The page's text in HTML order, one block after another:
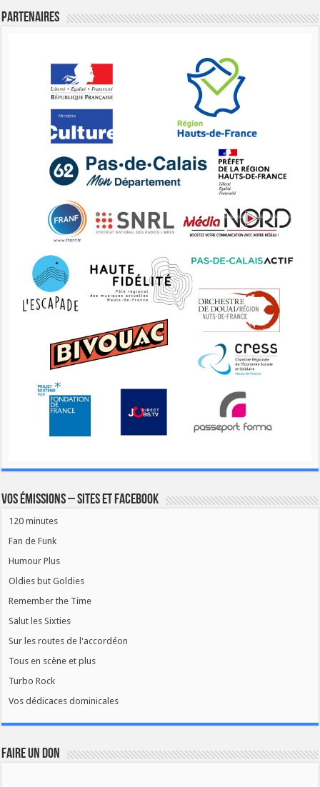
Partenaires
Vos émissions – Sites et Facebook
120 minutes
Fan de Funk
Humour Plus
Oldies but Goldies
Remember the Time
Salut les Sixties
Sur les routes de l'accordéon
Tous en scène et plus
Turbo Rock
Vos dédicaces dominicales
FAIRE UN DON